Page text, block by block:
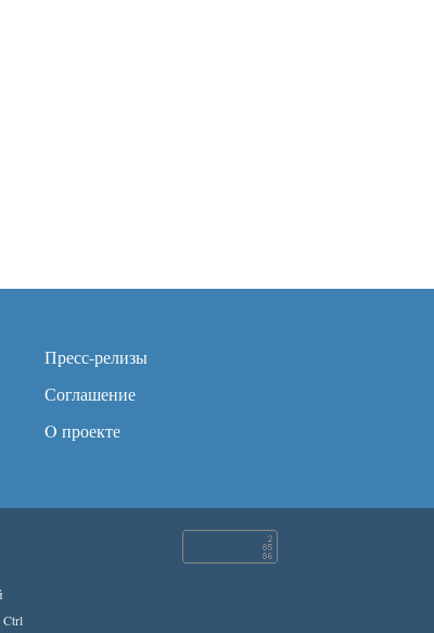
Пресс-релизы
Соглашение
O проекте
Ctrl